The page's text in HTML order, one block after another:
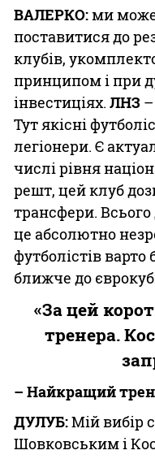
ВАЛЕРКО:ми
поставитися до
клубів,
принципом і при
інвестиціях. ЛНЗ
Тут якісні
легіонери. Є
числі рівня
решт, цей клуб
трансфери. Всього
це абсолютно
футболістів варто
ближче до
«За цей
тренера.
– Найкращий
ДУЛУБ:Мій вибір
Шовковським і